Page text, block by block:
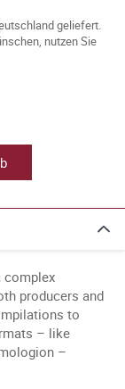
geliefert.
nutzen Sie
complex
producers and
to
– like
–